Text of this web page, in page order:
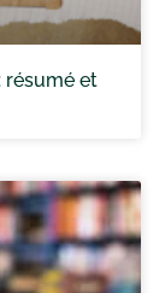
résumé et